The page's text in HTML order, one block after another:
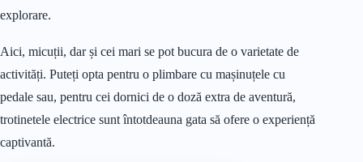
explorare.
Aici, micuții, dar și cei mari se pot bucura de o varietate de
activități. Puteți opta pentru o plimbare cu mașinuțele cu
pedale sau, pentru cei dornici de o doză extra de aventură,
trotinetele electrice sunt întotdeauna gata să ofere o experiență
captivantă.